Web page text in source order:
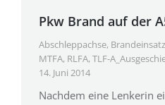
Pkw Brand auf der
Abschleppachse, Brandeinsatz
MTFA, RLFA,TLF-
14. Juni 2014
Nachdem eine Lenkerin